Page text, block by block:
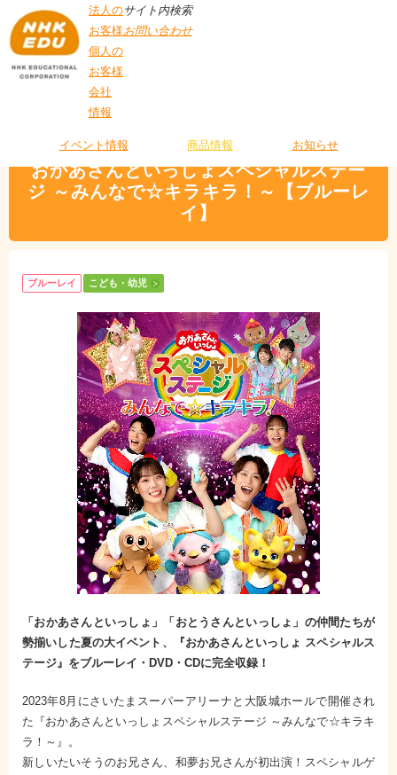
法人の
お客様
個人の
お客様
会社
情報
サイト内検索
お問い合わせ
イベント情報 商品情報 お知らせ
んなで☆キラキラ！～【ブルーレイ】
おかあさんといっしょスペシャルステー
ジ ～みんなで☆キラキラ！～【ブルーレ
イ】
ブルーレイ こども・幼児
「おかあさんといっしょ」「おとうさんといっしょ」の仲間たちが
勢揃いした夏の大イベント、『おかあさんといっしょ スペシャルス
テージ』をブルーレイ・DVD・CDに完全収録！
2023年8月にさいたまスーパーアリーナと大阪城ホールで開催され
た『おかあさんといっしょスペシャルステージ ～みんなで☆キラキ
ラ！～』。
新しいたいそうのお兄さん、和夢お兄さんが初出演！スペシャルゲ